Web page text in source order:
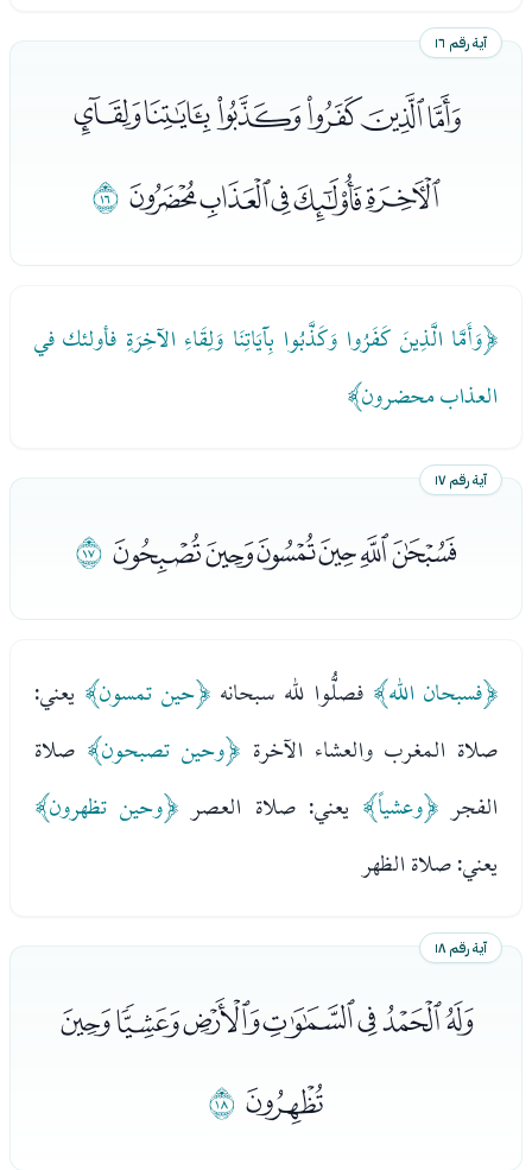
آية رقم ١٦
ﭑﭒﭓﭔﭕﭖ
ﭗﭘﭙﭚﭛﭜ
﴿وَأَمَّا الَّذِينَ كَفَرُوا وَكَذَّبُوا بِآيَاتِنَا وَلِقَاءِ الآخِرَةِ فأولئك في
العذاب محضرون﴾
آية رقم ١٧
ﭝﭞﭟﭠﭡﭢﭣ
﴿فسبحان الله﴾ فصلُّوا لله سبحانه ﴿حين تمسون﴾ يعني:
صلاة المغرب والعشاء الآخرة ﴿وحين تصبحون﴾ صلاة
الفجر﴿وعشياً﴾ يعني: صلاة العصر ﴿وحين تظهرون﴾
يعني: صلاة الظهر
آية رقم ١٨
ﭤﭥﭦﭧﭨﭩﭪ
ﭫﭬ